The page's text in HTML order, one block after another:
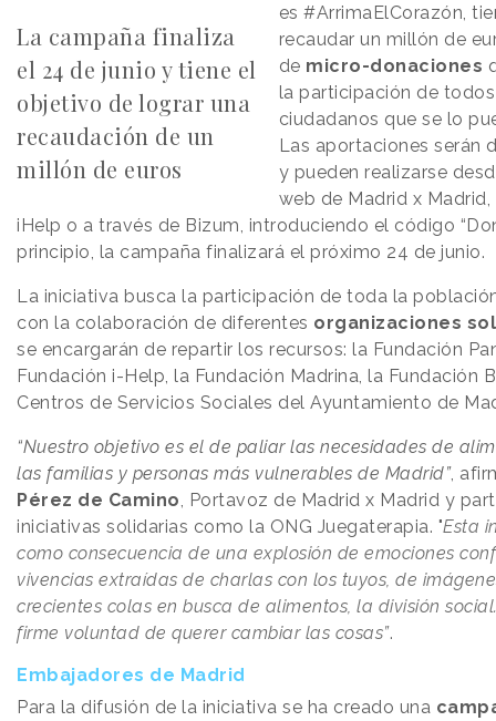
La campaña finaliza
el 24 de junio y tiene el
objetivo de lograr una
recaudación de un
millón de euros
es #ArrimaElCorazón,
recaudar un millón de
de micro-donaciones
la participación de
ciudadanos que se lo
Las aportaciones serán
y pueden realizarse
web de Madrid x
iHelp o a través de Bizum, introduciendo el código
principio, la campaña finalizará el próximo 24 de junio.
La iniciativa busca la participación de toda la
con la colaboración de diferentes organizaciones
se encargarán de repartir los recursos: la Fundación
Fundación i-Help, la Fundación Madrina, la Fundación
Centros de Servicios Sociales del Ayuntamiento de
“Nuestro objetivo es el de paliar las necesidades de
las familias y personas más vulnerables de Madrid”,
Pérez de Camino , Portavoz de Madrid x Madrid y
iniciativas solidarias como la ONG Juegaterapia. "Esta
como consecuencia de una explosión de emociones
vivencias extraídas de charlas con los tuyos, de
crecientes colas en busca de alimentos, la división
firme voluntad de querer cambiar las cosas”.
Embajadores de Madrid
Para la difusión de la iniciativa se ha creado una